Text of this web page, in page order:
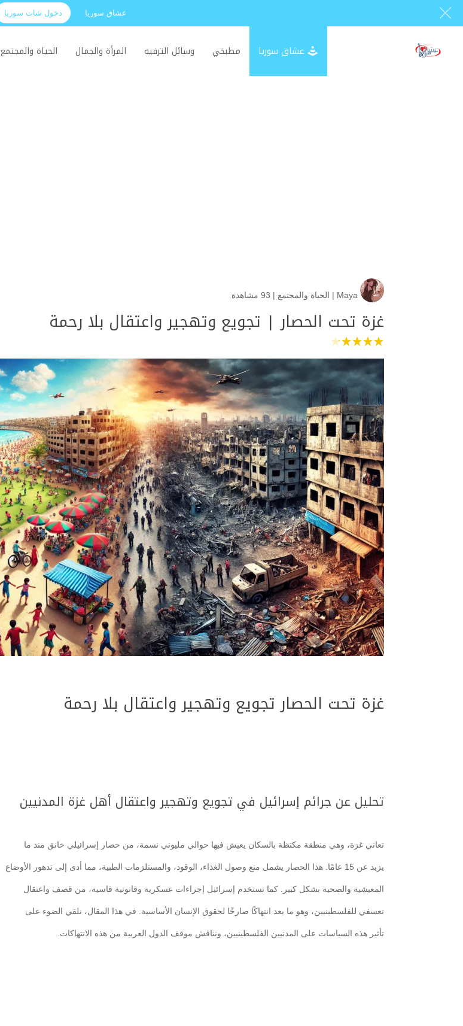
عشاق سوريا دخول شات سوريا
عشاق سوريا مطبخي وسائل الترفيه المرأة والجمال الحياة والمجتمع
Maya
| الحياة والمجتمع | 93 مشاهدة
غزة تحت الحصار | تجويع وتهجير واعتقال بلا رحمة
غزة تحت الحصار تجويع وتهجير واعتقال بلا رحمة
تحليل عن جرائم إسرائيل في تجويع وتهجير واعتقال أهل غزة المدنيين
تعاني غزة، وهي منطقة مكتظة بالسكان يعيش فيها حوالي مليوني نسمة، من حصار إسرائيلي خانق منذ ما
يزيد عن 15 عامًا. هذا الحصار يشمل منع وصول الغذاء، الوقود، والمستلزمات الطبية، مما أدى إلى تدهور الأوضاع
المعيشية والصحية بشكل كبير. كما تستخدم إسرائيل إجراءات عسكرية وقانونية قاسية، من قصف واعتقال
تعسفي للفلسطينيين، وهو ما يعد انتهاكًا صارخًا لحقوق الإنسان الأساسية. في هذا المقال، نلقي الضوء على
تأثير هذه السياسات على المدنيين الفلسطينيين، ونناقش موقف الدول العربية من هذه الانتهاكات.